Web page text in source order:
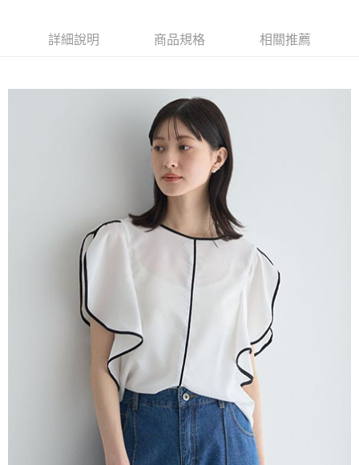
流程，驗證手機門號後，選擇欲分期的期數、繳款截止日，確認付款後即完
消。如遇「轉專審核」未通過狀況，表示未達大哥付你分期系統評分，恕無
1.分期款項不併入電信帳單，「大哥付你分期」於每月結算日後寄送繳費提
2.透過簡訊連結打開帳單後，可選擇「超商條碼／台灣大直營門市／銀行轉
帳／街口支付／iPASS MONEY」等通路繳費。
1.本服務係由「台灣大哥大股份有限公司」（以下簡稱本公司）所提供，讓
用戶於交易時，得透過本服務購買商品或服務，並由商店將買賣／分期付款
買賣價金債權讓與本公司後，依約使用本公司帳單繳交帳款。
2.基於同意付款使用「大哥付你分期」之契約關係目的，商店將以您的個人
資料（包含姓名、電話或地址）提供予台灣大哥大進項蒐集、處理及利用，
由本公司與您本人進行分期帳單所需資料之確認、核對及更正。
3.完整用戶服務條款，請詳閱以下連結：https://oppay.tw/userRule
【關於「AFTEE先享後付」】
１．簡單：不需註冊會員、不需綁卡、不需儲值。
２．便利：只要手機號碼，簡訊認證，即可結帳。
３．安心：先確認商品／服務後，再付款。
【「AFTEE先享後付」結帳流程】
１．於結帳方式選擇「AFTEE先享後付」後，將跳轉至「AFTEE先享後付」
結帳頁面，進行簡訊認證並確認金額後，即可完成結帳。
２．訂單成立數日內，您將收到繳費通知簡訊。
３．收到繳費通知簡訊後14天內，點擊此簡訊中的連結，可透過四大超商／
ATM／網路銀行／等多元方式進行付款，方視為交易完成。
※ 請注意：結帳手續完成當下不需立刻繳費，但若您需要取消訂單，請聯絡
購買商品的店家。未經商家同意取消之訂單仍視為有效，需透過AFTEE先享
後付繳納相關費用。
※ 交易是否成功請以「AFTEE先享後付 」之結帳頁面顯示為準，若有關於
是否繳費成功／繳費後需取消欲退款等相關疑問，請聯繫「AFTEE先享後付
客戶支援中心」https://netprotections.freshdesk.com/support/home
１．透過由恩沛科技股份有限公司提供之「AFTEE先享後付」服務完成之交
易，需依本服務之必要範圍內提供個人資料，並將交易相關給付款項請求債
權轉讓予恩沛科技股份有限公司。
２．關於個人資料處理事宜，請瀏覽以下網址：
https://aftee.tw/terms/#terms3
３．未成年的使用者請事先徵得法定代理人或監護人之同意方可使用
「AFTEE先享後付」，若未經同意申辦者引起之損失，本公司不負相關責
每筆NT$60，滿NT$388(含以上)免運費
每筆NT$60，滿NT$388(含以上)免運費
每筆NT$60，滿NT$888(含以上)免運費
每筆NT$60，滿NT$888(含以上)免運費
每筆NT$60，滿NT$888(含以上)免運費
每筆NT$60，滿NT$888(含以上)免運費
每筆NT$90，滿NT$888(含以上)免運費
詳細說明 商品規格 相關推薦